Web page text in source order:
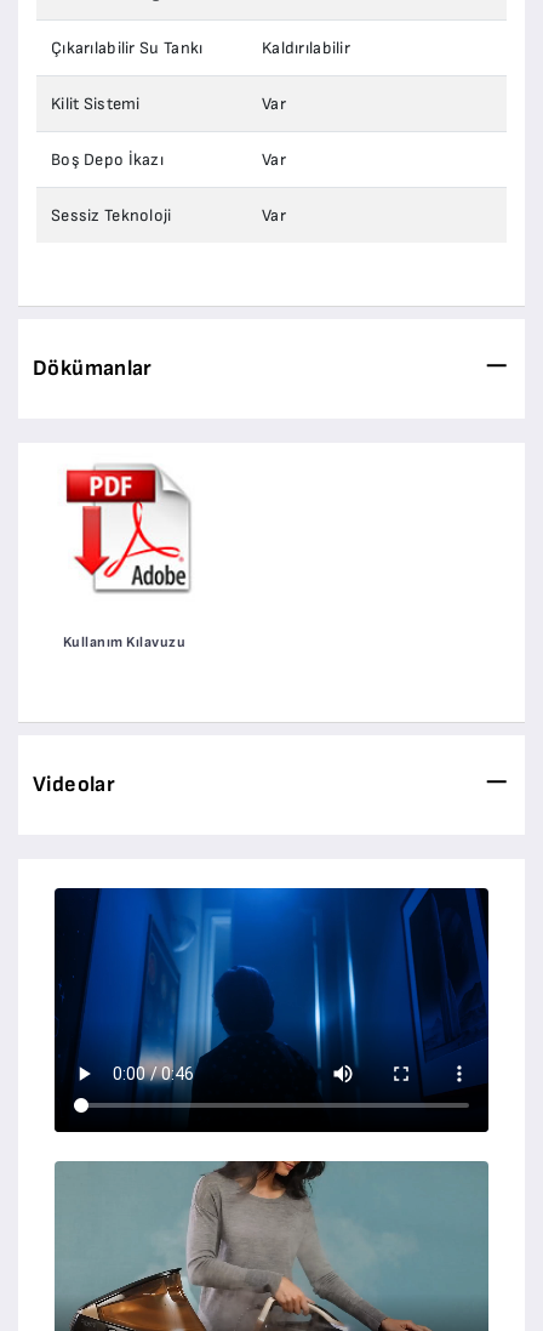
Çıkarılabilir Su Tankı Kaldırılabilir
Kilit Sistemi Var
Boş Depo İkazı Var
Sessiz Teknoloji Var
Dökümanlar
Kullanım Kılavuzu
Videolar